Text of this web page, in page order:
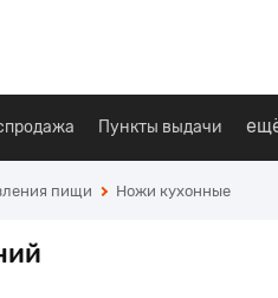
Пункты выдачи
пищи Ножи кухонные